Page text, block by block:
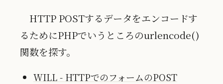
HTTP POSTするデータをエンコードす
るためにPHPでいうところのurlencode()
関数を探す。
WILL - HTTPでのフォームのPOST